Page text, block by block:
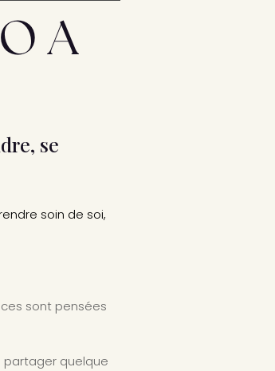
A
se
soin de soi,
sont pensées
partager quelque